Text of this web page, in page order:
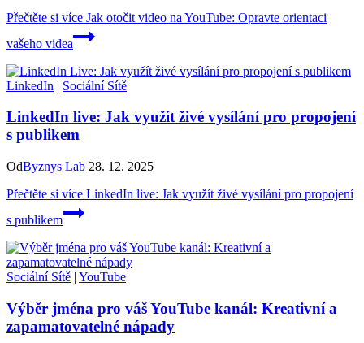
Přečtěte si více Jak otočit video na YouTube: Opravte orientaci
vašeho videa
LinkedIn | Sociální Sítě
LinkedIn live: Jak využít živé vysílání pro propojení
s publikem
OdByznys Lab 28. 12. 2025
Přečtěte si více LinkedIn live: Jak využít živé vysílání pro propojení
s publikem
Sociální Sítě | YouTube
Výběr jména pro váš YouTube kanál: Kreativní a
zapamatovatelné nápady